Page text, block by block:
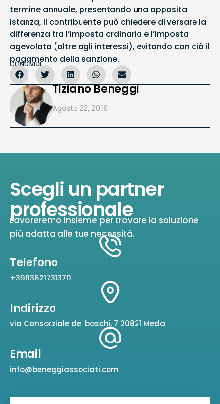
termine annuale, presentando una apposita
istanza, il contribuente può chiedere di versare la
differenza tra l’imposta ordinaria e l’imposta
agevolata (oltre agli interessi), evitando con ciò il
pagamento della sanzione.
CONDIVIDI
Tiziano Beneggi
Agosto 22, 2016
Scegli un partner
professionale
Lavoreremo insieme per trovare la soluzione
più adatta alle tue necessità.
Telefono
+3903621731370
Indirizzo
via Consorziale dei boschi, 7 20821 Meda
Email
info@beneggiassociati.com